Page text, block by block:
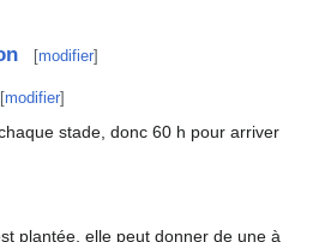
[modifier]
[modifier]
stade, donc 60 h pour arriver
plantée, elle peut donner de une à